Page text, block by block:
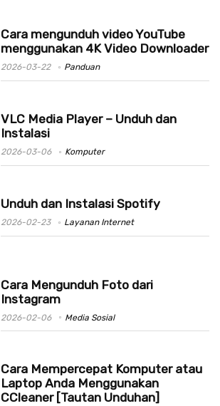
Cara mengunduh video YouTube
menggunakan 4K Video Downloader
2026-03-22 Panduan
VLC Media Player – Unduh dan
Instalasi
2026-03-06 Komputer
Unduh dan Instalasi Spotify
2026-02-23 Layanan Internet
Cara Mengunduh Foto dari
Instagram
2026-02-06 Media Sosial
Cara Mempercepat Komputer atau
Laptop Anda Menggunakan
CCleaner [Tautan Unduhan]